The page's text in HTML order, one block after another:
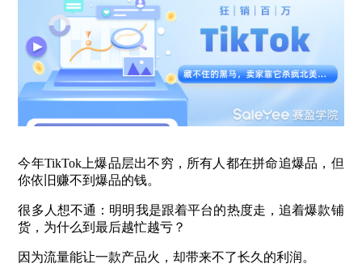
今年TikTok上爆品层出不穷，所有人都在拼命追爆品，但
你依旧赚不到爆品的钱。
很多人想不通：明明我是跟着平台的热度走，追着爆款铺
货，为什么到最后越忙越亏？
因为流量能让一款产品火，却带来不了长久的利润。